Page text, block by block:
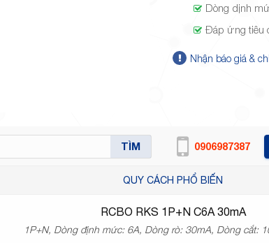
Dòng dịnh
Đáp ứng tiêu
Nhận báo giá &
TÌM 0906987387
QUY CÁCH PHỔ BIẾN
RCBO RKS 1P+N C6A 30mA
1P+N, Dòng định mức: 6A, Dòng rò: 30mA, Dòng cắt: